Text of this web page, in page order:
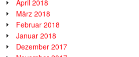
April 2018
März 2018
Februar 2018
Januar 2018
Dezember 2017